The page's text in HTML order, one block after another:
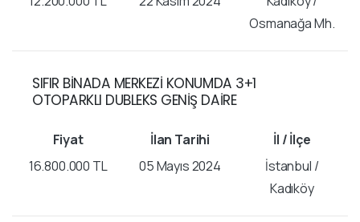
Osmanağa Mh.
SIFIR BİNADA MERKEZİ KONUMDA 3+1
OTOPARKLI DUBLEKS GENİŞ DAİRE
16.800.000 TL 05 Mayıs 2024
İstanbul /
Kadıköy